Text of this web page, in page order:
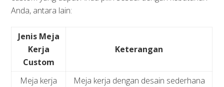
Anda, antara lain:
Jenis Meja
Kerja
Custom
Keterangan
Meja kerja
Meja kerja dengan desain sederhana